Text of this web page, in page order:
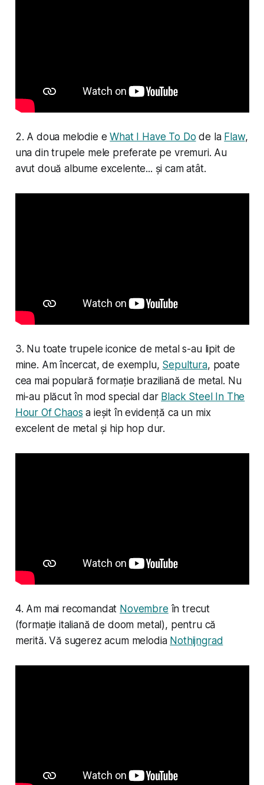
2. A doua melodie eWhat I Have To Do de la Flaw,
una din trupele mele preferate pe vremuri. Au
avut două albume excelente... și cam atât.
3. Nu toate trupele iconice de metal s-au lipit de
mine. Am încercat, de exemplu, Sepultura, poate
cea mai populară formație braziliană de metal. Nu
mi-au plăcut în mod special dar Black Steel In The
Hour Of Chaos a ieșit în evidență ca un mix
excelent de metal și hip hop dur.
4. Am mai recomandat Novembre în trecut
(formație italiană de doom metal), pentru că
merită. Vă sugerez acum melodia Nothijngrad